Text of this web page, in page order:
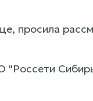
просила